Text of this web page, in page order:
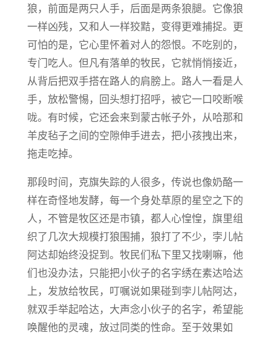
狼，前面是两只人手，后面是两条狼腿。它像狼
一样凶残，又和人一样狡黠，变得更难捕捉。更
可怕的是，它心里怀着对人的怨恨。不吃别的，
专门吃人。但凡有落单的牧民，它就悄悄接近，
从背后把双手搭在路人的肩膀上。路人一看是人
手，放松警惕，回头想打招呼，被它一口咬断喉
咙。有时候，它还会来到蒙古帐子外，从哈那和
羊皮毡子之间的空隙伸手进去，把小孩拽出来，
拖走吃掉。
​那段时间，克旗失踪的人很多，传说也像奶酪一
样在奇怪地发酵，每一个身处草原的星空之下的
人，不管是牧区还是市镇，都人心惶惶，旗里组
织了几次大规模打狼围捕，狼打了不少，孛儿帖
阿达却始终没捉到。牧民们私下里又找喇嘛，他
们也没办法，只能把小伙子的名字绣在素达哈达
上，发放给牧民，叮嘱说如果碰到孛儿帖阿达，
就双手举起哈达，大声念小伙子的名字，希望能
唤醒他的灵魂，放过同类的性命。至于效果如